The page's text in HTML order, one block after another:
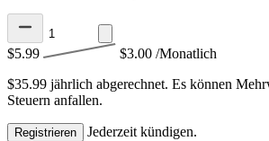
$5.99 $3.00 /Monatlich
$35.99 jährlich abgerechnet. Es können
Steuern anfallen.
Registrieren Jederzeit kündigen.